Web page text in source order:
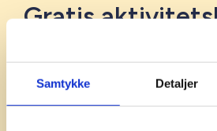
Samtykke Detaljer
Gratis
skole,
aktivitetshefte med tips til